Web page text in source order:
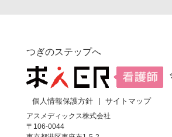
つぎのステップへ
個人情報保護方針
サイトマップ
アスメディックス株式会社
〒106-0044